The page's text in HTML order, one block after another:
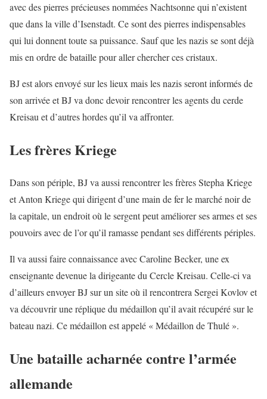
avec des pierres précieuses nommées Nachtsonne qui n’existent
que dans la ville d’Isenstadt. Ce sont des pierres indispensables
qui lui donnent toute sa puissance. Sauf que les nazis se sont déjà
mis en ordre de bataille pour aller chercher ces cristaux.
BJ est alors envoyé sur les lieux mais les nazis seront informés de
son arrivée et BJ va donc devoir rencontrer les agents du cerde
Kreisau et d’autres hordes qu’il va affronter.
Les frères Kriege
Dans son périple, BJ va aussi rencontrer les frères Stepha Kriege
et Anton Kriege qui dirigent d’une main de fer le marché noir de
la capitale, un endroit où le sergent peut améliorer ses armes et ses
pouvoirs avec de l’or qu’il ramasse pendant ses différents périples.
Il va aussi faire connaissance avec Caroline Becker, une ex
enseignante devenue la dirigeante du Cercle Kreisau. Celle-ci va
d’ailleurs envoyer BJ sur un site où il rencontrera Sergei Kovlov et
va découvrir une réplique du médaillon qu’il avait récupéré sur le
bateau nazi. Ce médaillon est appelé « Médaillon de Thulé ».
Une bataille acharnée contre l’armée
allemande